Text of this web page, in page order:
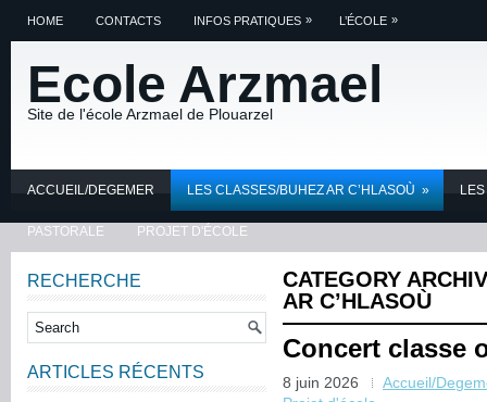
HOME CONTACTS INFOS PRATIQUES » L’ÉCOLE »
Ecole Arzmael
Site de l'école Arzmael de Plouarzel
ACCUEIL/DEGEMER LES CLASSES/BUHEZ AR C’HLASOÙ »
PASTORALE PROJET D'ÉCOLE
CATEGORY
AR C’HLASOÙ
Concert classe
8 juin 2026
Accueil/
RECHERCHE
ARTICLES RÉCENTS